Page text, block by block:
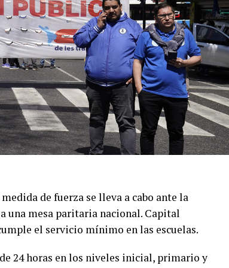
Funcional de Instrucción N°7, también
en ambos brazos, además de otros cortes
con abuso sexual. Sin
previstas por protocolo y ordenaron
de manera definitiva esa posibilidad.
de fuerza se lleva a cabo ante la
una mesa paritaria nacional. Capital
el servicio mínimo en las escuelas.
24 horas en los niveles inicial, primario y